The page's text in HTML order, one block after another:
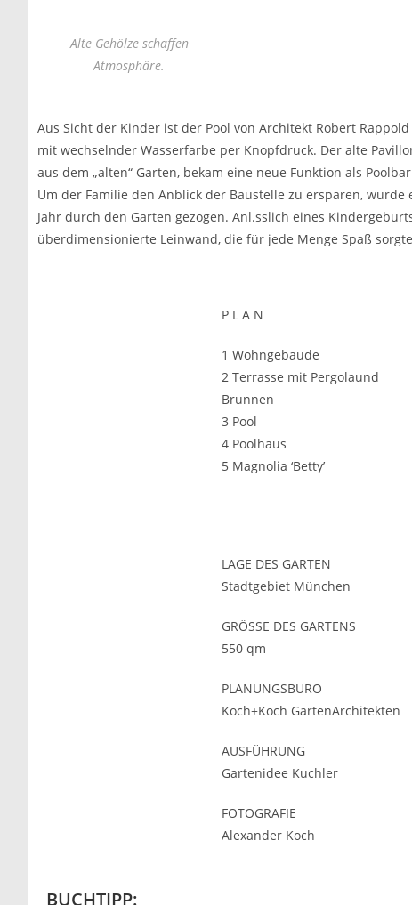
Alte Gehölze schaffen
Atmosphäre.
Aus Sicht der Kinder ist der Pool von Architekt Robert
mit wechselnder Wasserfarbe per Knopfdruck. Der alte
aus dem „alten“ Garten, bekam eine neue Funktion als
Um der Familie den Anblick der Baustelle zu ersparen,
Jahr durch den Garten gezogen. Anl.sslich eines
überdimensionierte Leinwand, die für jede Menge Spaß
P L A N
1 Wohngebäude
2 Terrasse mit Pergolaund
Brunnen
3 Pool
4 Poolhaus
5 Magnolia ‘Betty’
LAGE DES GARTEN
Stadtgebiet München
GRÖSSE DES GARTENS
550 qm
PLANUNGSBÜRO
Koch+Koch GartenArchitekten
AUSFÜHRUNG
Gartenidee Kuchler
FOTOGRAFIE
Alexander Koch
BUCHTIPP: